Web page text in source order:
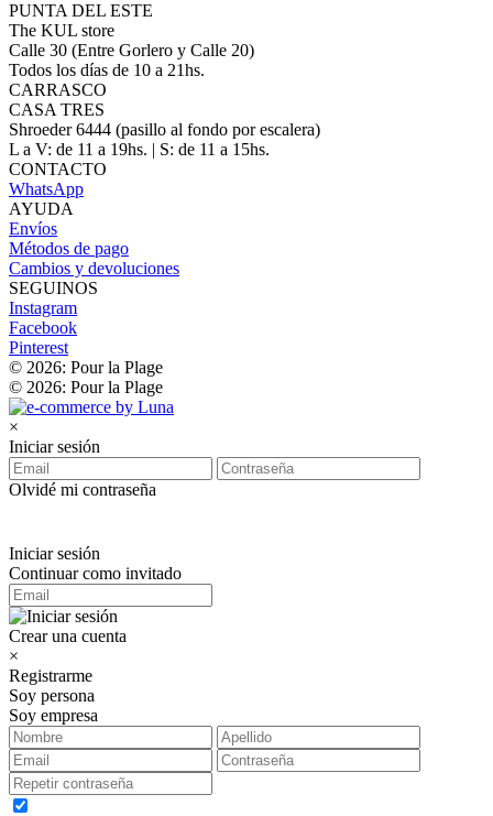
PUNTA DEL ESTE
The KUL store
Calle 30 (Entre Gorlero y Calle 20)
Todos los días de 10 a 21hs.
CARRASCO
CASA TRES
Shroeder 6444 (pasillo al fondo por escalera)
L a V: de 11 a 19hs. | S: de 11 a 15hs.
CONTACTO
WhatsApp
AYUDA
Envíos
Métodos de pago
Cambios y devoluciones
SEGUINOS
Instagram
Facebook
Pinterest
© 2026: Pour la Plage
© 2026: Pour la Plage
×
Iniciar sesión
Olvidé mi contraseña
Iniciar sesión
Continuar como invitado
Crear una cuenta
×
Registrarme
Soy persona
Soy empresa